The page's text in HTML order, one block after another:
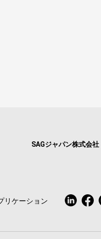
SAGジャパン株式会社
リケーション